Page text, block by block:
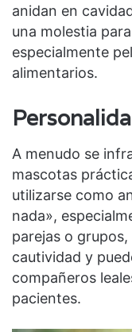
anidan en
una molestia
especialmente
alimentarios.
A menudo se
mascotas
utilizarse como
nada»,
parejas o
cautividad y
compañeros
pacientes.